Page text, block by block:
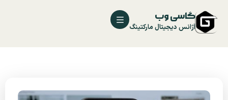
گاسی وب
آژانس دیجیتال مارکتینگ